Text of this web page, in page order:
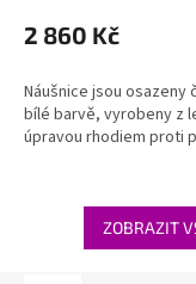
2 860 Kč
Náušnice jsou
bílé barvě, vyrobeny z
úpravou rhodiem proti
ZOBRAZIT